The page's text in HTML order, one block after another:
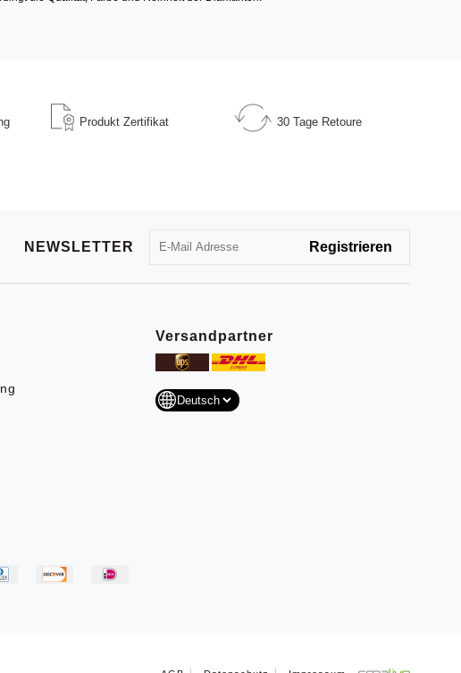
Produkt Zertifikat 30 Tage Retoure
NEWSLETTER
Versandpartner